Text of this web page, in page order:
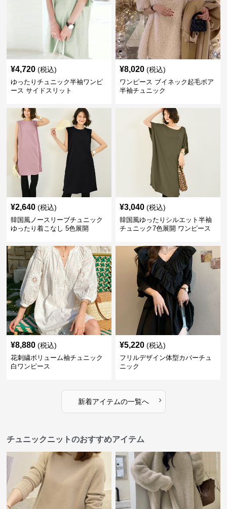
¥4,720 (税込)
ゆったりチュニック半袖ワンピ
ース サイドスリット
¥8,020 (税込)
ワンピース ブイネック起毛ボア
半袖チュニック
¥2,640 (税込)
韓国風ノースリーブチュニック
ゆったり着こなし 5色展開
¥3,040 (税込)
韓国風ゆったりシルエット半袖
チュニック7色展開 ワンピース
¥8,880 (税込)
花刺繍ボリューム袖チュニック
白ワンピース
¥5,220 (税込)
フリルデザイン体型カバーチュ
ニック
新着アイテムの一覧へ ›
チュニックニットのおすすめアイテム